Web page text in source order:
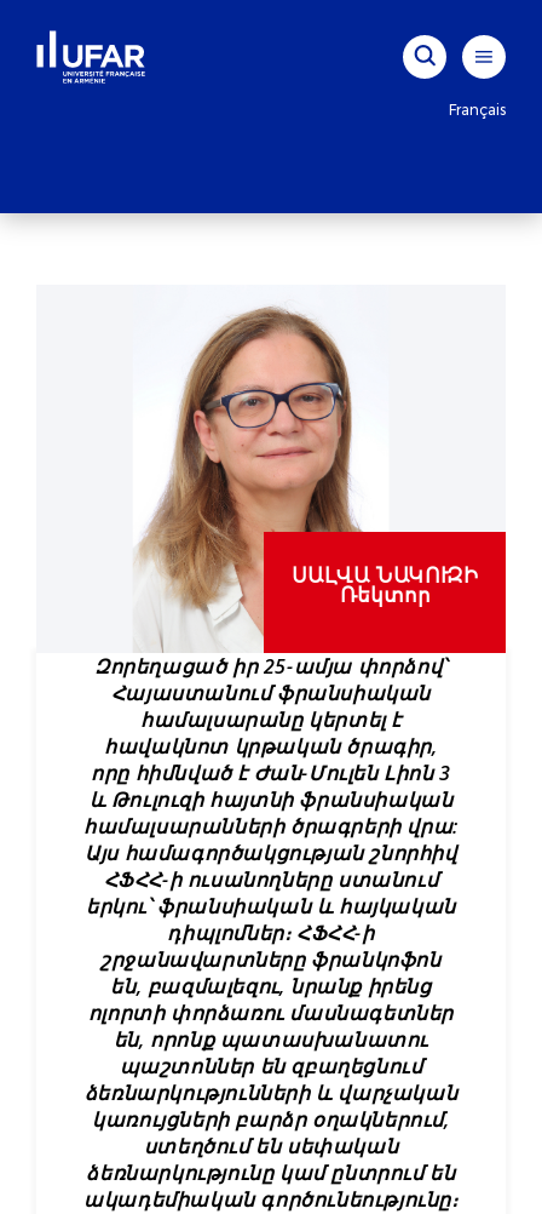
Français
ՍԱԼՎԱ ՆԱԿՈՒԶԻ
Ռեկտոր
Զորեղացած իր 25-ամյա փորձով՝
Հայաստանում ֆրանսիական
համալսարանը կերտել է
հավակնոտ կրթական ծրագիր,
որը հիմնված է Ժան-Մուլեն Լիոն 3
և Թուլուզի հայտնի ֆրանսիական
համալսարանների ծրագրերի վրա:
Այս համագործակցության շնորհիվ
ՀՖՀՀ-ի ուսանողները ստանում
երկու՝ ֆրանսիական և հայկական
դիպլոմներ։ ՀՖՀՀ-ի
շրջանավարտները ֆրանկոֆոն
են, բազմալեզու, նրանք իրենց
ոլորտի փորձառու մասնագետներ
են, որոնք պատասխանատու
պաշտոններ են զբաղեցնում
ձեռնարկությունների և վարչական
կառույցների բարձր օղակներում,
ստեղծում են սեփական
ձեռնարկությունը կամ ընտրում են
ակադեմիական գործունեությունը։